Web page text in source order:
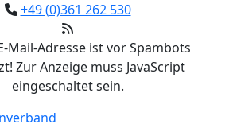
+49 (0)361 262 530
Mail-Adresse ist vor Spambots
Zur Anzeige muss JavaScript
eingeschaltet sein.